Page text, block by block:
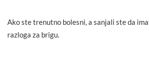
Ako ste trenutno bolesni, a sanjali ste da
razloga za brigu.